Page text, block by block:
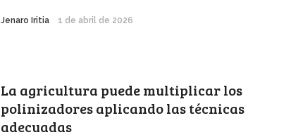
Jenaro Iritia 1 de abril de 2026
La agricultura puede multiplicar los
polinizadores aplicando las técnicas
adecuadas